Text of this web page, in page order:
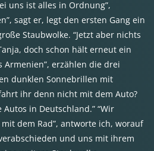
uns ist alles in Ordnung”,
sagt er, legt den ersten Gang ein
Staubwolke. “Jetzt aber nichts
doch schon hält erneut ein
Armenien”, erzählen die drei
dunklen Sonnebrillen mit
ihr denn nicht mit dem Auto?
in Deutschland.” “Wir
dem Rad”, antworte ich, worauf
und uns mit ihrem